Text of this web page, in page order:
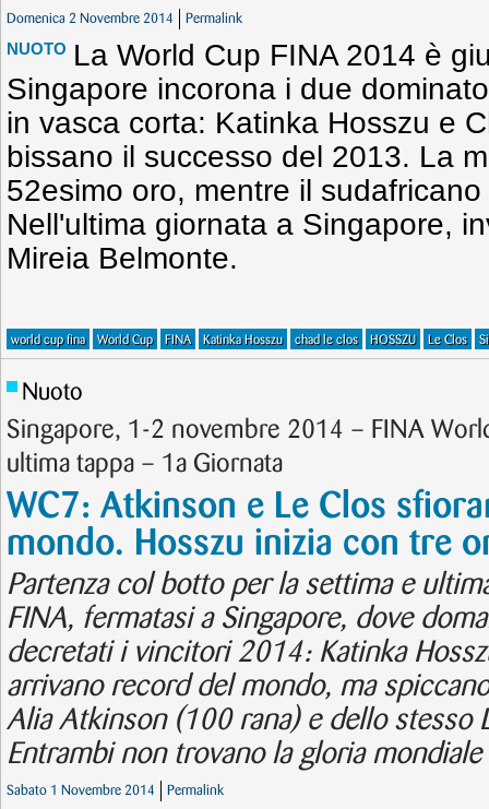
Domenica 2 Novembre 2014 Permalink
NUOTO La World Cup FINA 2014 è
Singapore incorona i due
in vasca corta: Katinka Hosszu e
bissano il successo del 2013. La
52esimo oro, mentre il
Nell'ultima giornata a Singapore,
Mireia Belmonte.
world cup fina World Cup FINA Katinka Hosszu chad le clos HOSSZU Le Clos
Nuoto
Singapore, 1-2 novembre 2014 – FINA
ultima tappa – 1a Giornata
WC7: Atkinson e Le Clos
mondo. Hosszu inizia con tre
Partenza col botto per la settima e
FINA, fermatasi a Singapore, dove
decretati i vincitori 2014: Katinka
arrivano record del mondo, ma
Alia Atkinson (100 rana) e dello stesso
Entrambi non trovano la gloria
Sabato 1 Novembre 2014 Permalink